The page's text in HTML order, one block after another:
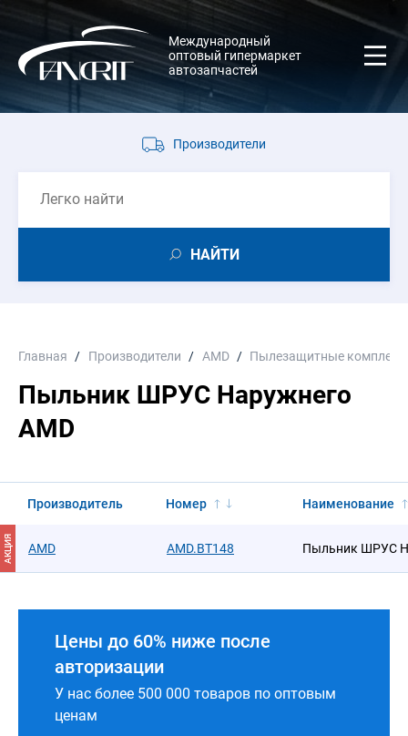
Международный
оптовый гипермаркет
автозапчастей
Производители
НАЙТИ
Главная Производители AMD Пылезащитные
Пыльник ШРУС Наружнего
AMD
Производитель Номер Наименование
АКЦИЯ AMD AMD.BT148 Пыльник ШРУС
Цены до 60% ниже после
авторизации
У нас более 500 000 товаров по оптовым
ценам